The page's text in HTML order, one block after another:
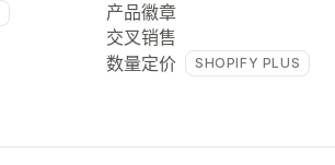
产品徽章
交叉销售
数量定价
SHOPIFY PLUS